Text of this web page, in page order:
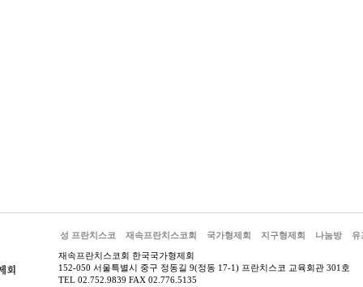
성 프란치스코 재속프란치스코회 국가형제회 지구형제회 나눔방 유
재속프란치스코회 한국국가형제회
152-050 서울특별시 중구 정동길 9(정동 17-1) 프란치스코 교육회관 301호
TEL 02.752.9839 FAX 02.776.5135